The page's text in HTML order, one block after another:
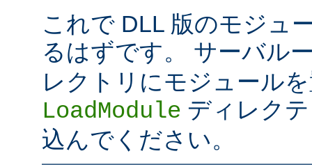
これで DLL 版のモジュ
るはずです。 サーバル
レクトリにモジュール
LoadModule ディレク
込んでください。